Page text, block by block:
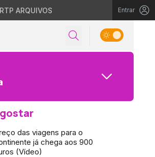
RTP ARQUIVOS Entrar
das viagens para o
já chega aos 900
(Vídeo)